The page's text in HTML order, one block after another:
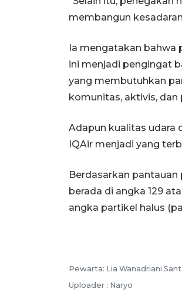
membangun
Ia mengatakan bahwa
ini menjadi pengingat
yang membutuhkan
komunitas, aktivis, dan
Adapun kualitas udara
IQAir menjadi yang
Berdasarkan pantauan
berada di angka 129
angka partikel halus
Pewarta: Lia Wanadriani
Uploader : Naryo